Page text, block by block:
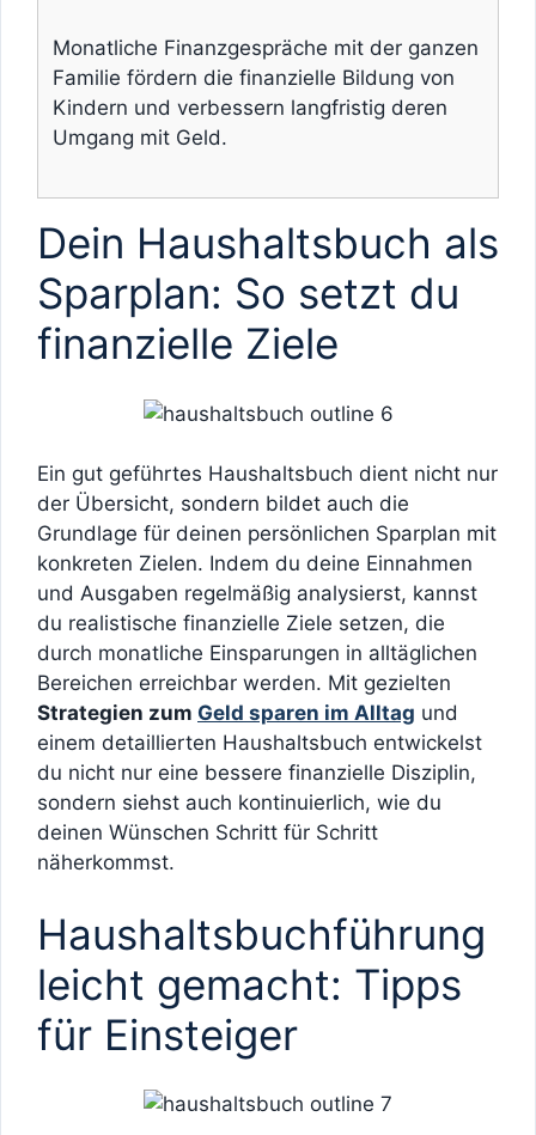
Monatliche Finanzgespräche mit der ganzen
Familie fördern die finanzielle Bildung von
Kindern und verbessern langfristig deren
Umgang mit Geld.
Dein Haushaltsbuch als
Sparplan: So setzt du
finanzielle Ziele
Ein gut geführtes Haushaltsbuch dient nicht nur
der Übersicht, sondern bildet auch die
Grundlage für deinen persönlichen Sparplan mit
konkreten Zielen. Indem du deine Einnahmen
und Ausgaben regelmäßig analysierst, kannst
du realistische finanzielle Ziele setzen, die
durch monatliche Einsparungen in alltäglichen
Bereichen erreichbar werden. Mit gezielten
Strategien zum Geld sparen im Alltag und
einem detaillierten Haushaltsbuch entwickelst
du nicht nur eine bessere finanzielle Disziplin,
sondern siehst auch kontinuierlich, wie du
deinen Wünschen Schritt für Schritt
näherkommst.
Haushaltsbuchführung
leicht gemacht: Tipps
für Einsteiger